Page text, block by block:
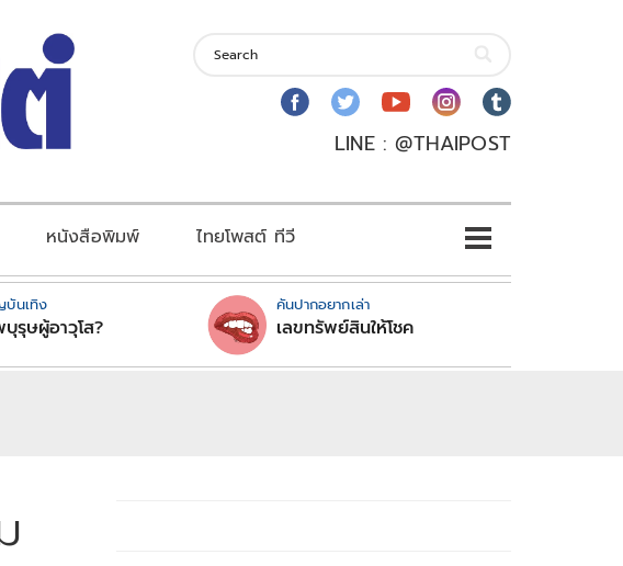
LINE : @THAIPOST
หนังสือพิมพ์ ไทยโพสต์ ทีวี
บันเทิง
รุษผู้อาวุโส?
คันปากอยากเล่า
เลขทรัพย์สินให้โชค